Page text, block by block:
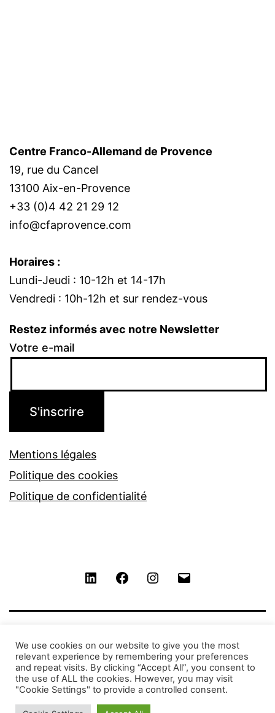
Centre Franco-Allemand de Provence
19, rue du Cancel
13100 Aix-en-Provence
+33 (0)4 42 21 29 12
info@cfaprovence.com
Horaires :
Lundi-Jeudi : 10-12h et 14-17h
Vendredi : 10h-12h et sur rendez-vous
Restez informés avec notre Newsletter
Votre e-mail
Mentions légales
Politique des cookies
Politique de confidentialité
LinkedIn FacebookInstagram
We use cookies on our website to give you the most
relevant experience by remembering your preferences
and repeat visits. By clicking “Accept All”, you consent to
the use of ALL the cookies. However, you may visit
"Cookie Settings" to provide a controlled consent.